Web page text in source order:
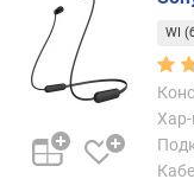
)
а
и
у
WI